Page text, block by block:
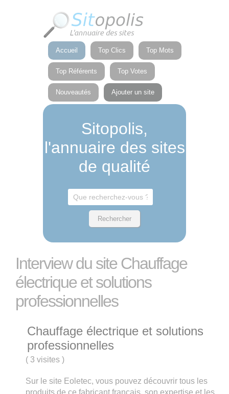
Accueil Top Clics Top Mots
Top Référents Top Votes
Nouveautés Ajouter un site
Sitopolis,
l'annuaire des sites
de qualité
Interview du site Chauffage
électrique et solutions
professionnelles
Chauffage électrique et solutions
professionnelles
( 3 visites)
Sur le site Eoletec, vous pouvez découvrir tous les
produits de ce fabricant français, son expertise et les